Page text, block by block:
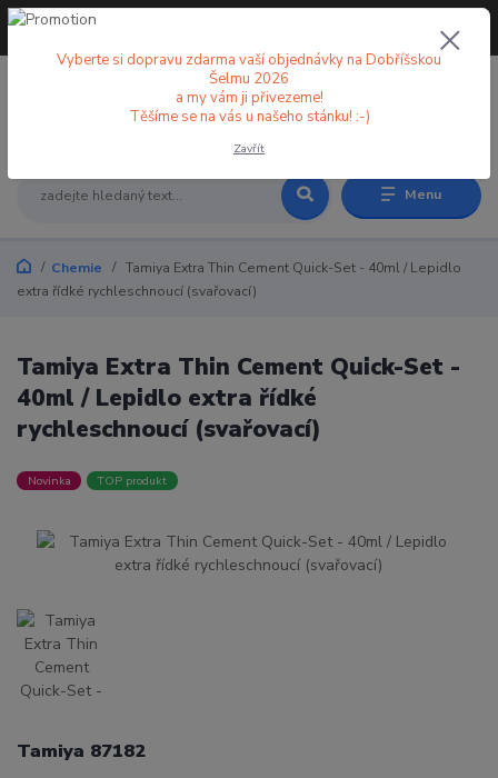
Menu
+420 773 998 582
Chemie
Tamiya Extra Thin Cement Quick-Set - 40ml / Lepidlo
extra řídké rychleschnoucí (svařovací)
Tamiya Extra Thin Cement Quick-Set -
40ml / Lepidlo extra řídké
rychleschnoucí (svařovací)
Novinka TOP produkt
Tamiya 87182
Vyberte si dopravu zdarma vaší objednávky na Dobříšskou
Šelmu 2026
a my vám ji přivezeme!
Těšíme se na vás u našeho stánku! :-)
Zavřít